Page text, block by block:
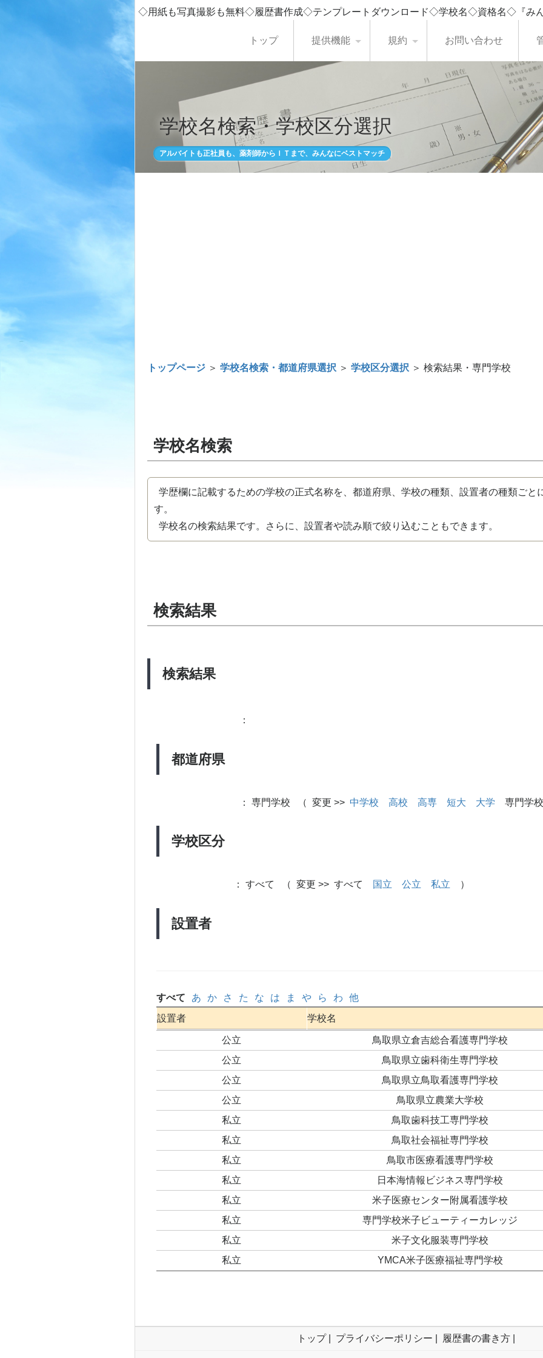
◇用紙も写真撮影も無料◇履歴書作成◇テンプレートダウンロード◇学校名◇資格名◇『み
トップ 提供機能 規約 お問い合わせ
学校名検索・学校区分選択
アルバイトも正社員も、薬剤師からＩＴまで、みんなにベストマッチ
トップページ ＞ 学校名検索・都道府県選択 ＞ 学校区分選択 ＞ 検索結果・専門学校
学校名検索
学歴欄に記載するための学校の正式名称を、都道府県、学校の種類、設置者の種類ごと
す。
学校名の検索結果です。さらに、設置者や読み順で絞り込むこともできます。
検索結果
検索結果
都道府県
：
学校区分
： 専門学校 （ 変更 >> 中学校 高校 高専 短大 大学 専門学
設置者
： すべて （ 変更 >> すべて 国立 公立 私立 ）
すべて あ か さ た な は ま や ら わ
他
設置者
学校名
公立
鳥取県立倉吉総合看護専門学校
公立
鳥取県立歯科衛生専門学校
公立
鳥取県立鳥取看護専門学校
公立
鳥取県立農業大学校
私立
鳥取歯科技工専門学校
私立
鳥取社会福祉専門学校
私立
鳥取市医療看護専門学校
私立
日本海情報ビジネス専門学校
私立
米子医療センター附属看護学校
私立
専門学校米子ビューティーカレッジ
私立
米子文化服装専門学校
私立
YMCA米子医療福祉専門学校
トップ| プライバシーポリシー 履歴書の書き方